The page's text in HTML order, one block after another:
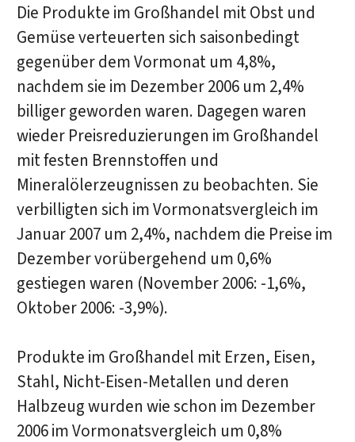
Die Produkte im Großhandel mit Obst und
Gemüse verteuerten sich saisonbedingt
gegenüber dem Vormonat um 4,8%,
nachdem sie im Dezember 2006 um 2,4%
billiger geworden waren. Dagegen waren
wieder Preisreduzierungen im Großhandel
mit festen Brennstoffen und
Mineralölerzeugnissen zu beobachten. Sie
verbilligten sich im Vormonatsvergleich im
Januar 2007 um 2,4%, nachdem die Preise im
Dezember vorübergehend um 0,6%
gestiegen waren (November 2006: -1,6%,
Oktober 2006: -3,9%).
Produkte im Großhandel mit Erzen, Eisen,
Stahl, Nicht-Eisen-Metallen und deren
Halbzeug wurden wie schon im Dezember
2006 im Vormonatsvergleich um 0,8%